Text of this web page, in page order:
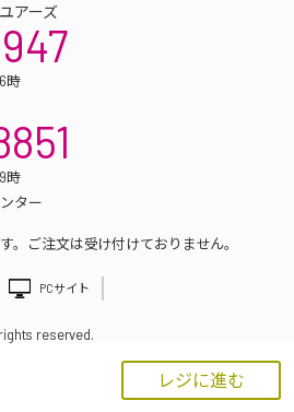
レジに進む
アーズ
時
時
ター
。ご注文は受け付けておりません。
PCサイト
reserved.